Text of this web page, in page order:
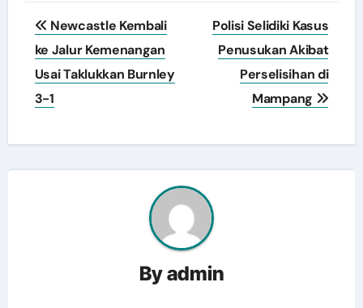
Post
navigation
Newcastle Kembali
ke Jalur Kemenangan
Usai Taklukkan Burnley
3-1
Polisi Selidiki Kasus
Penusukan Akibat
Perselisihan di
Mampang
Byadmin